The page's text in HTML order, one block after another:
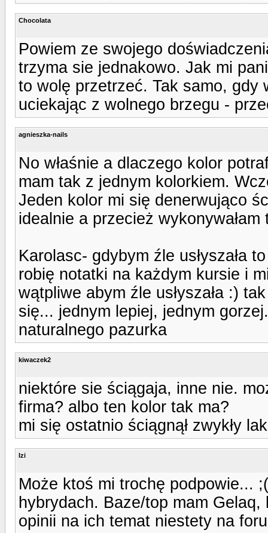
Chocolata
Powiem ze swojego
trzyma sie jednakowo. Jak mi
to wolę przetrzeć. Tak samo,
uciekając z wolnego brzegu -
agnieszka-nails
No właśnie a dlaczego kolor
mam tak z jednym kolorkiem.
Jeden kolor mi się denerwująco
idealnie a przecież
Karolasc- gdybym źle usłyszała
robię notatki na każdym kursie i
wątpliwe abym źle usłyszała :)
się... jednym lepiej, jednym
naturalnego pazurka
kiwaczek2
niektóre sie ściągaja, inne nie.
firma? albo ten kolor tak ma?
mi się ostatnio ściągnął zwykły
Izi
Może ktoś mi trochę podpowie...
hybrydach. Baze/top mam
opinii na ich temat niestety na